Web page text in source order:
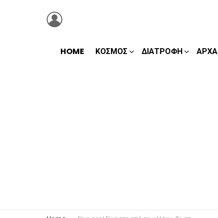
HOME ΚΌΣΜΟΣ ΔΙΑΤΡΟΦΉ